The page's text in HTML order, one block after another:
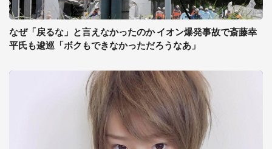
なぜ「戻るな」と言えなかったのか イオン爆発事故で斎藤幸
平氏も逡巡「ボクもできなかっただろうなあ」